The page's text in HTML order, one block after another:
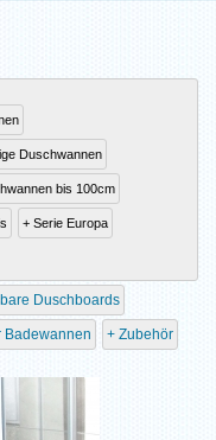
Duschwannen
bis 100cm
Serie Europa
Duschboards
Badewannen Zubehör